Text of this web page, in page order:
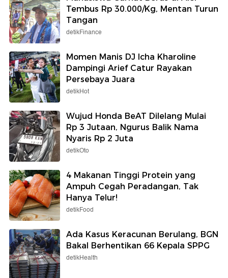
Tembus Rp 30.000/Kg, Mentan Turun
Tangan
detikFinance
Momen Manis DJ Icha Kharoline
Dampingi Arief Catur Rayakan
Persebaya Juara
detikHot
Wujud Honda BeAT Dilelang Mulai
Rp 3 Jutaan, Ngurus Balik Nama
Nyaris Rp 2 Juta
detikOto
4 Makanan Tinggi Protein yang
Ampuh Cegah Peradangan, Tak
Hanya Telur!
detikFood
Ada Kasus Keracunan Berulang, BGN
Bakal Berhentikan 66 Kepala SPPG
detikHealth